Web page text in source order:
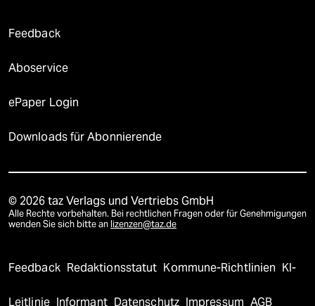
Feedback
Aboservice
ePaper Login
Downloads für Abonnierende
© 2026 taz Verlags und Vertriebs GmbH
Alle Rechte vorbehalten. Bei rechtlichen Fragen oder für Genehmigungen
wenden Sie sich bitte an lizenzen@taz.de
Feedback Redaktionsstatut Kommune-Richtlinien KI-
Leitlinie Informant Datenschutz Impressum AGB